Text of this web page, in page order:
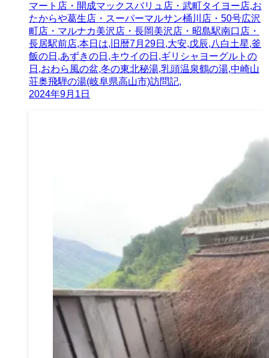
マート店・開成マックスバリュ店・武町タイヨー店,お
たからや葛生店・スーパーマルサン桶川店・50号広沢
町店・マルナカ美沢店・長岡美沢店・昭島駅南口店・
長居駅前店,本日は,旧暦7月29日,大安,戊辰,八白土星,釜
飯の日,あずきの日,キウイの日,ギリシャヨーグルトの
日,おわら風の盆,冬の東北秘湯,乳頭温泉鶴の湯,中崎山
荘奥飛騨の湯(岐阜県高山市)訪問記,
2024年9月1日